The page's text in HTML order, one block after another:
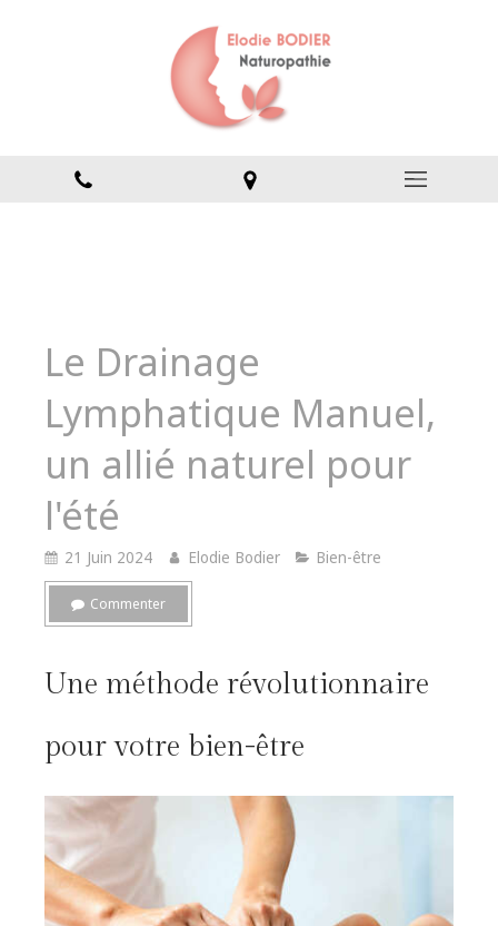
Le Drainage
Lymphatique Manuel,
un allié naturel pour
l'été
21 Juin 2024 Elodie Bodier Bien-être
Commenter
Une méthode révolutionnaire
pour votre bien-être